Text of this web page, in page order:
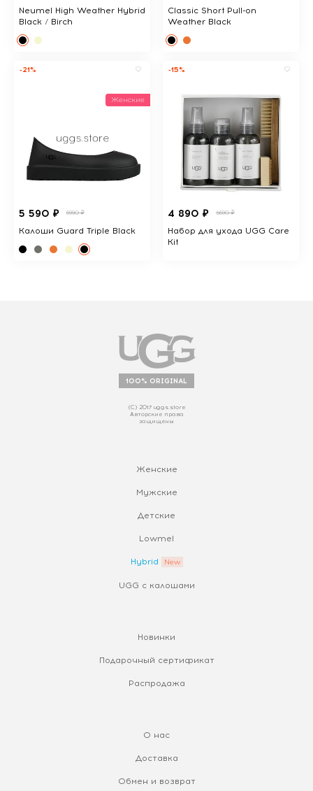
Neumel High Weather Hybrid
Black / Birch
Classic Short Pull-on
Weather Black
Женские
-21%
5 590 ₽ 6990 ₽
Калоши Guard Triple Black
-15%
4 890 ₽ 5690 ₽
Набор для ухода UGG Care
Kit
100% ORIGINAL
(С) 2017 uggs.store
Авторские права
защищены
Женские
Мужские
Детские
Lowmel
Hybrid
UGG с калошами
Новинки
Подарочный сертификат
Распродажа
О нас
Доставка
Обмен и возврат